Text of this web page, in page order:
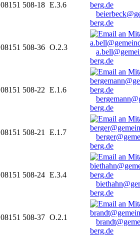
08151 508-18 E.3.6
berg.de
08151 508-36 O.2.3
berg.de
08151 508-22 E.1.6
berg.de
08151 508-21 E.1.7
berg.de
08151 508-24 E.3.4
berg.de
08151 508-37 O.2.1
berg.de